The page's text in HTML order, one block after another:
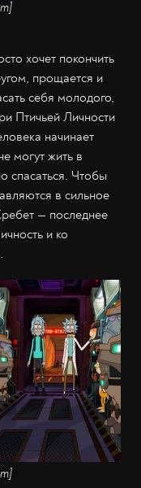
хочет покончить
прощается и
себя молодого,
Птичьей Личности
начинает
могут жить в
спасаться. Чтобы
в сильное
— последнее
и ко